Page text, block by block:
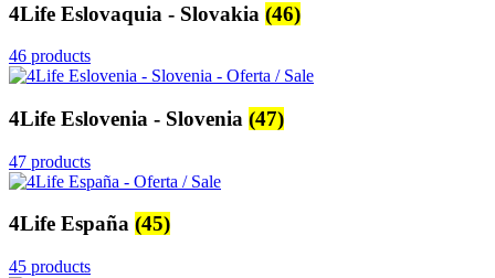
4Life Eslovaquia - Slovakia (46)
46 products
4Life Eslovenia - Slovenia (47)
47 products
4Life España (45)
45 products